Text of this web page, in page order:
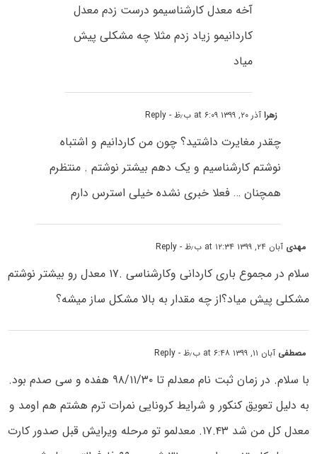
آخه معدل کارشناسیمو درست زدم معدل
کاردانیمو زیاد زدم مثلا چه مشکلی پیش
میاد
زهراآذر ۲۰, ۱۳۹۹ at ۶:۰۹ ب٫ظ - Reply
چقدر مغایرت داشتید؟ چون من کاردانیم و اشتباه
نوشتم کارشناسیم و یک دهم بیشتر نوشتم . منتظرم
همچنان … فعلا خبری نشده خیلی استرس دارم
مهدی آبان ۲۴, ۱۳۹۹ at ۱۲:۳۴ ب٫ظ - Reply
سلام در مجموع باری کاردانی وکارشناسی .۱۷ معدل رو بیشتر نوشتم
مشکلی پیش میاد؟از چه مقدار به بالا مشکل ساز میشه؟
مصطفی آبان ۱۱, ۱۳۹۹ at ۶:۴۸ ب٫ظ - Reply
با سلام. در زمان ثبت نام معدلم تا ۹۸/۱۱/۳۰ هفده و سی صدم بود.
به دلیل تعویق کنکور و شرایط کرونایی نمرات ترم هشتم هم اومد و
معدل کل من شد ۱۷.۴۳. معدلمو تو مرحله ویرایش قبل صدور کارت